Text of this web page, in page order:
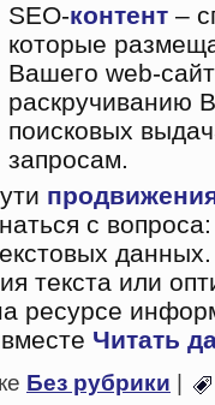
SEO-контент –
которые
Вашего web-
раскручиванию
поисковых
запросам.
с вопроса:
текста или
ресурсе
Читать
Без рубрики